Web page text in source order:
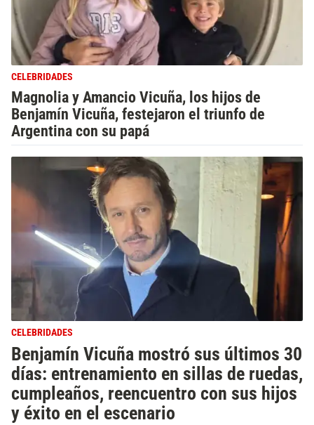
CELEBRIDADES
Magnolia y Amancio Vicuña, los hijos de
Benjamín Vicuña, festejaron el triunfo de
Argentina con su papá
CELEBRIDADES
Benjamín Vicuña mostró sus últimos 30
días: entrenamiento en sillas de ruedas,
cumpleaños, reencuentro con sus hijos
y éxito en el escenario